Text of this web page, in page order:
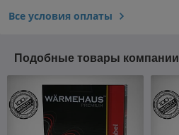
Все условия оплаты
Подобные товары компании